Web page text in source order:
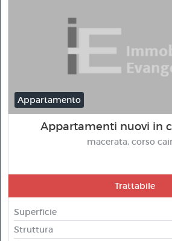
Appartamento
Appartamenti nuovi in
macerata, corso
Trattabile
Superficie
Struttura